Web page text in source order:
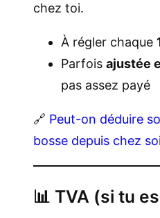
chez toi.
À régler chaque
Parfois ajustée
pas assez payé
🔗 Peut-on déduire
bosse depuis chez
📊 TVA (si tu